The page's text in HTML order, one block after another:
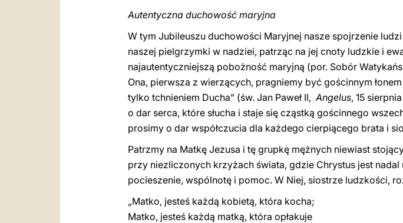
Autentyczna duchowość maryjna
W tym Jubileuszu duchowości Maryjnej nasze spojrzenie
naszej pielgrzymki w nadziei, patrząc na jej cnoty ludzkie i
najautentyczniejszą pobożność maryjną (por. Sobór
Ona, pierwsza z wierzących, pragniemy być gościnnym
tylko tchnieniem Ducha” (św. Jan Paweł II,Angelus, 15
o dar serca, które słucha i staje się cząstką gościnnego
prosimy o dar współczucia dla każdego cierpiącego brata i
Patrzmy na Matkę Jezusa i tę grupkę mężnych niewiast
przy niezliczonych krzyżach świata, gdzie Chrystus jest
pocieszenie, wspólnotę i pomoc. W Niej, siostrze ludzkości,
„Matko, jesteś każdą kobietą, która kocha;
Matko, jesteś każdą matką, która opłakuje